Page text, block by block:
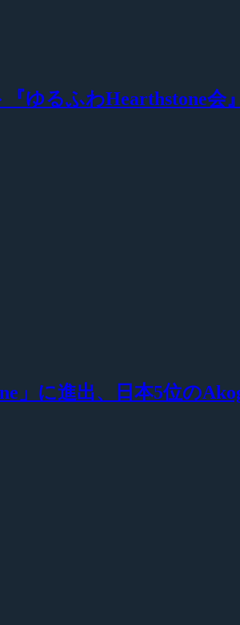
ゆるふわHearthstone会
」に進出、日本5位の